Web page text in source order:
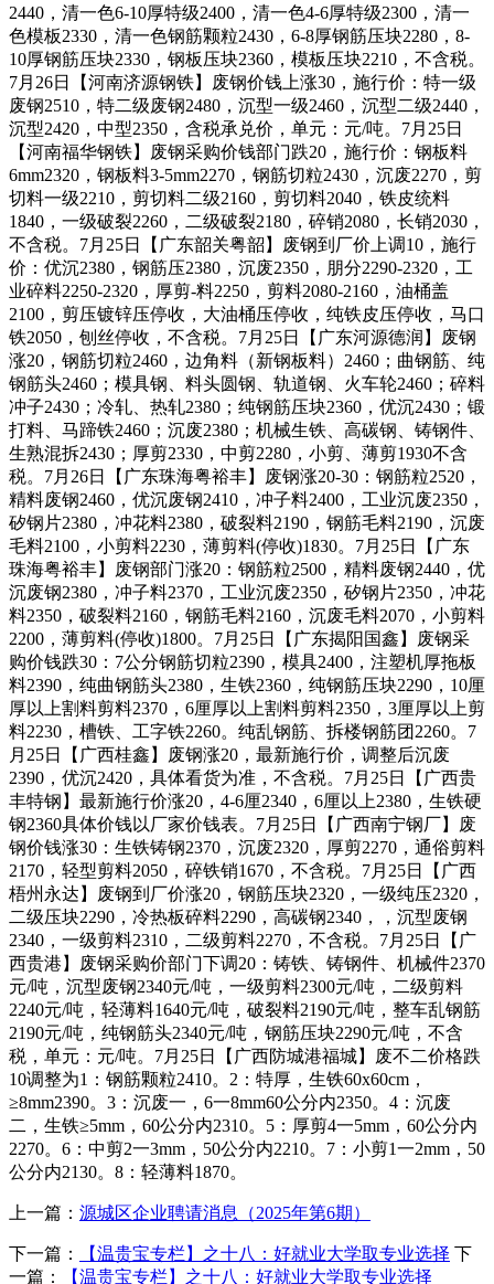
2440，清一色6-10厚特级2400，清一色4-6厚特级2300，清一
色模板2330，清一色钢筋颗粒2430，6-8厚钢筋压块2280，8-
10厚钢筋压块2330，钢板压块2360，模板压块2210，不含税。
7月26日【河南济源钢铁】废钢价钱上涨30，施行价：特一级
废钢2510，特二级废钢2480，沉型一级2460，沉型二级2440，
沉型2420，中型2350，含税承兑价，单元：元/吨。7月25日
【河南福华钢铁】废钢采购价钱部门跌20，施行价：钢板料
6mm2320，钢板料3-5mm2270，钢筋切粒2430，沉废2270，剪
切料一级2210，剪切料二级2160，剪切料2040，铁皮统料
1840，一级破裂2260，二级破裂2180，碎销2080，长销2030，
不含税。7月25日【广东韶关粤韶】废钢到厂价上调10，施行
价：优沉2380，钢筋压2380，沉废2350，朋分2290-2320，工
业碎料2250-2320，厚剪-料2250，剪料2080-2160，油桶盖
2100，剪压镀锌压停收，大油桶压停收，纯铁皮压停收，马口
铁2050，刨丝停收，不含税。7月25日【广东河源德润】废钢
涨20，钢筋切粒2460，边角料（新钢板料）2460；曲钢筋、纯
钢筋头2460；模具钢、料头圆钢、轨道钢、火车轮2460；碎料
冲子2430；冷轧、热轧2380；纯钢筋压块2360，优沉2430；锻
打料、马蹄铁2460；沉废2380；机械生铁、高碳钢、铸钢件、
生熟混拆2430；厚剪2330，中剪2280，小剪、薄剪1930不含
税。7月26日【广东珠海粤裕丰】废钢涨20-30：钢筋粒2520，
精料废钢2460，优沉废钢2410，冲子料2400，工业沉废2350，
矽钢片2380，冲花料2380，破裂料2190，钢筋毛料2190，沉废
毛料2100，小剪料2230，薄剪料(停收)1830。7月25日【广东
珠海粤裕丰】废钢部门涨20：钢筋粒2500，精料废钢2440，优
沉废钢2380，冲子料2370，工业沉废2350，矽钢片2350，冲花
料2350，破裂料2160，钢筋毛料2160，沉废毛料2070，小剪料
2200，薄剪料(停收)1800。7月25日【广东揭阳国鑫】废钢采
购价钱跌30：7公分钢筋切粒2390，模具2400，注塑机厚拖板
料2390，纯曲钢筋头2380，生铁2360，纯钢筋压块2290，10厘
厚以上割料剪料2370，6厘厚以上割料剪料2350，3厘厚以上剪
料2230，槽铁、工字铁2260。纯乱钢筋、拆楼钢筋团2260。7
月25日【广西桂鑫】废钢涨20，最新施行价，调整后沉废
2390，优沉2420，具体看货为准，不含税。7月25日【广西贵
丰特钢】最新施行价涨20，4-6厘2340，6厘以上2380，生铁硬
钢2360具体价钱以厂家价钱表。7月25日【广西南宁钢厂】废
钢价钱涨30：生铁铸钢2370，沉废2320，厚剪2270，通俗剪料
2170，轻型剪料2050，碎铁销1670，不含税。7月25日【广西
梧州永达】废钢到厂价涨20，钢筋压块2320，一级纯压2320，
二级压块2290，冷热板碎料2290，高碳钢2340，，沉型废钢
2340，一级剪料2310，二级剪料2270，不含税。7月25日【广
西贵港】废钢采购价部门下调20：铸铁、铸钢件、机械件2370
元/吨，沉型废钢2340元/吨，一级剪料2300元/吨，二级剪料
2240元/吨，轻薄料1640元/吨，破裂料2190元/吨，整车乱钢筋
2190元/吨，纯钢筋头2340元/吨，钢筋压块2290元/吨，不含
税，单元：元/吨。7月25日【广西防城港福城】废不二价格跌
10调整为1：钢筋颗粒2410。2：特厚，生铁60x60cm，
≥8mm2390。3：沉废一，6一8mm60公分内2350。4：沉废
二，生铁≥5mm，60公分内2310。5：厚剪4一5mm，60公分内
2270。6：中剪2一3mm，50公分内2210。7：小剪1一2mm，50
公分内2130。8：轻薄料1870。
上一篇： 源城区企业聘请消息（2025年第6期）
下一篇： 【温贵宝专栏】之十八：好就业大学取专业选择 下
一篇：
【温贵宝专栏】之十八：好就业大学取专业选择